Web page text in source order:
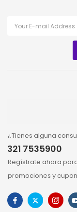
¿Tienes alguna
321 7535900
Regístrate ahora
promociones y